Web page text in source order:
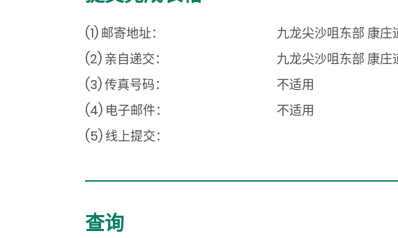
(1) 邮寄地址：
九龙尖沙咀东部 康庄
(2) 亲自递交：
九龙尖沙咀东部 康庄
(3) 传真号码：
不适用
(4) 电子邮件：
不适用
(5) 线上提交：
查询